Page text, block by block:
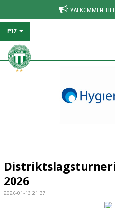
VÄLKOMMEN
P17
HEM
KONTAKT
2026
2026-01-13 21:37